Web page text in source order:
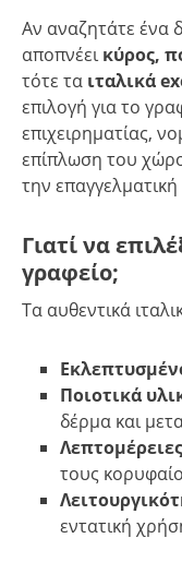
Αν αναζητάτε ένα
αποπνέεικύρος,
τότε τα ιταλικά
επιλογή για το
επιχειρηματίας,
επίπλωση του
την
Γιατί να
γραφείο;
Τα αυθεντικά
Ποιοτικά
δέρμα και
τους
εντατική